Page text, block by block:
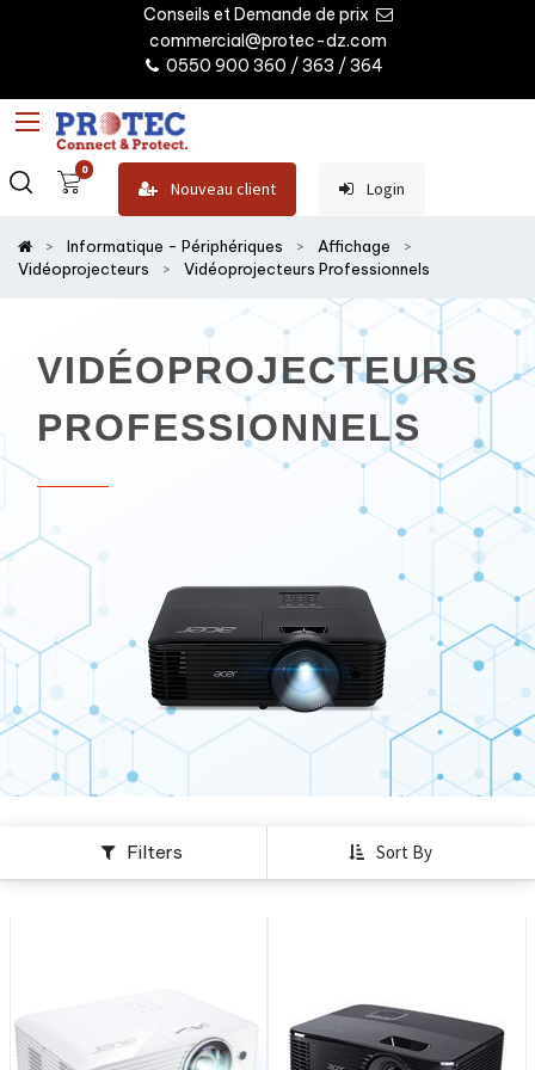
Conseils et Demande de prix
commercial@protec-dz.com
0550 900 360 / 363 / 364
0
Nouveau client Login
Informatique - Périphériques
Affichage
Vidéoprojecteurs
Vidéoprojecteurs Professionnels
VIDÉOPROJECTEURS
PROFESSIONNELS
Filters Sort By